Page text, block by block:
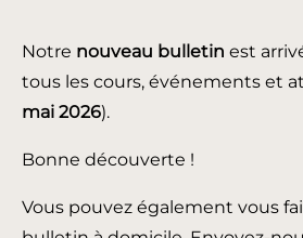
Notre nouveau bulletin est
tous les cours, événements et
mai 2026).
Bonne découverte !
Vous pouvez également vous